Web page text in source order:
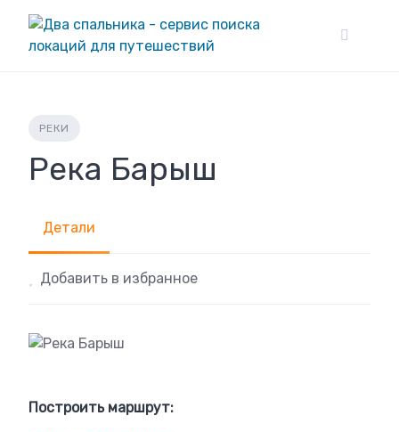
content
РЕКИ
Река Барыш
Детали
Добавить в избранное
Построить маршрут: